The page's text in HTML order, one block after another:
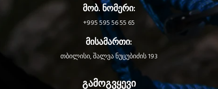
მობ. ნომერი:
+995 595 56 55 65
მისამართი:
თბილისი, შალვა ნუცუბიძის 193
გამოგვყევი